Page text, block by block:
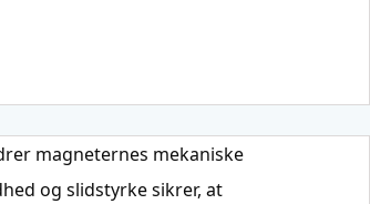
magneternes mekaniske
og slidstyrke sikrer, at